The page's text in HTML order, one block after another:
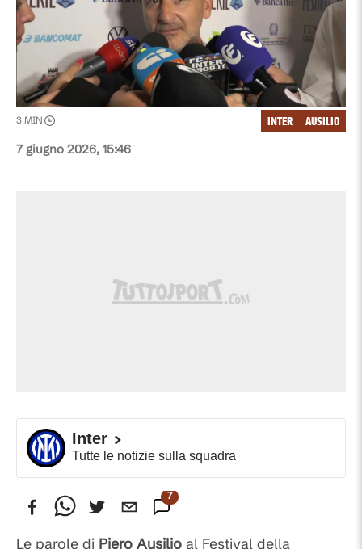
7 giugno 2026, 15:46
3 MIN AUSILIO
INTER
Inter
Tutte le notizie sulla squadra
7
Le parole di Piero Ausilio al Festival della